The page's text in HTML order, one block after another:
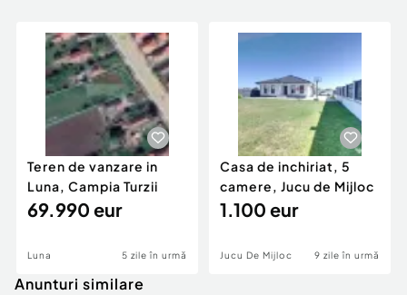
Teren de vanzare in
Luna, Campia Turzii
69.990 eur
Luna 5 zile în urmă
Casa de inchiriat, 5
camere, Jucu de Mijloc
1.100 eur
Jucu De Mijloc 9 zile în urmă
Anunturi similare